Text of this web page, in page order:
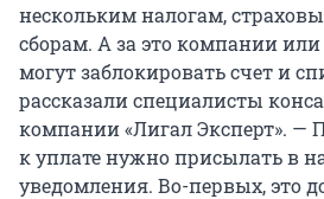
нескольким налогам,
сборам. А за это компании
могут заблокировать счет и
рассказали специалисты
компании «Лигал Эксперт». —
к уплате нужно присылать в
уведомления. Во-первых, это